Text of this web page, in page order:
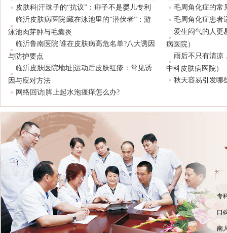
皮肤科|汗珠子的“抗议”：痱子不是婴儿专利
临沂皮肤病医院|藏在泳池里的“潜伏者”：游
泳池肉芽肿与毛囊炎
临沂鲁南医院|谁在皮肤病高危名单?八大诱因
与防护要点
临沂皮肤医院地址|运动后皮肤红疹：常见诱
因与应对方法
网络回访|脚上起水泡瘙痒怎么办?
毛周角化症的常
毛周角化症患者
爱生闷气的人更
病医院）
雨后不只有清凉
中科皮肤病医院）
秋天容易引发哪
专
口
南